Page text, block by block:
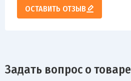
ОСТАВИТЬ ОТЗЫВ
Задать вопрос о товаре